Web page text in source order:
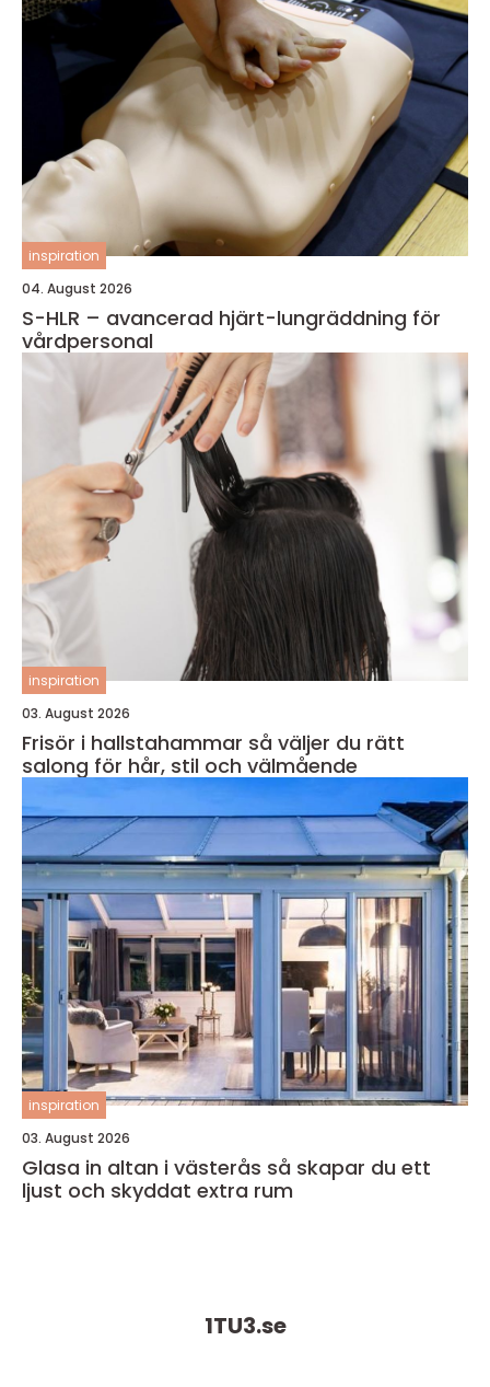
inspiration
04. August 2026
S-HLR – avancerad hjärt-lungräddning för
vårdpersonal
inspiration
03. August 2026
Frisör i hallstahammar så väljer du rätt
salong för hår, stil och välmående
inspiration
03. August 2026
Glasa in altan i västerås så skapar du ett
ljust och skyddat extra rum
1TU3.se